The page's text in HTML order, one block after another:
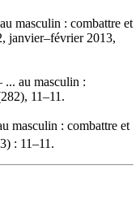
masculin : combattre et
janvier–février 2013,
au masculin :
11–11.
masculin : combattre et
: 11–11.